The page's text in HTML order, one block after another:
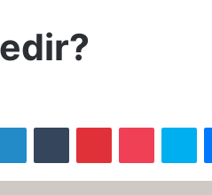
LinkedIn Tumblr Pinterest Pocket Skype